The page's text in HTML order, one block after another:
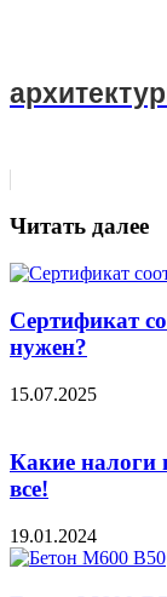
Читать далее
Сертификат
нужен?
15.07.2025
Какие налоги
все!
19.01.2024